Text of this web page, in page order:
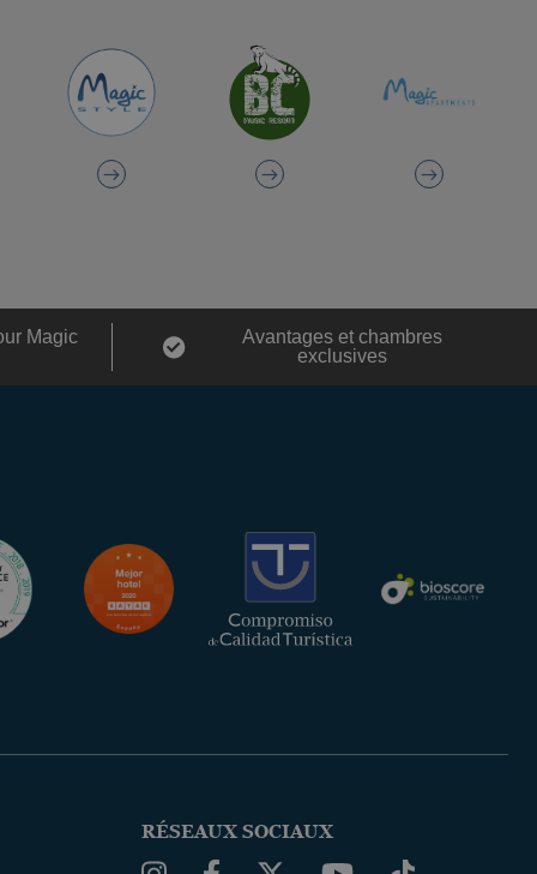
Magic
Avantages et chambres
exclusives
RÉSEAUX SOCIAUX